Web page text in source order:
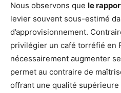
Nous observons que le
levier souvent sous-estimé
d’approvisionnement.
privilégier un café torréfié en
nécessairement augmenter
permet au contraire de
offrant une qualité supérieure